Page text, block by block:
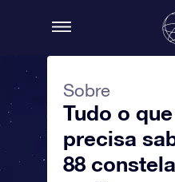
Sobre
Tudo o
precisa
88